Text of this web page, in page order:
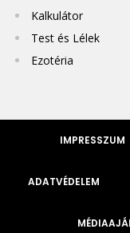
Kalkulátor
Test és Lélek
Ezotéria
IMPRESSZUM
ADATVÉDELEM